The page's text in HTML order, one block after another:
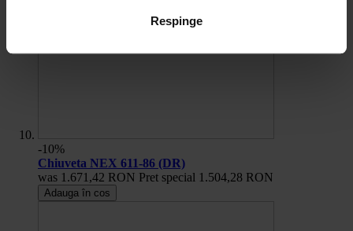
Respinge
-10%
Chiuveta NEX 611-86 (DR)
was 1.671,42 RON Pret special 1.504,28 RON
Adauga în cos